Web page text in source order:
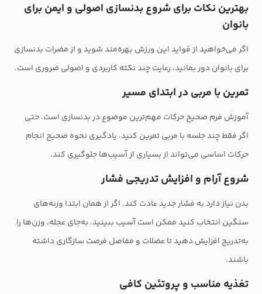
بهترین نکات برای شروع بدنسازی اصولی و ایمن برای
بانوان
اگر می‌خواهید از فواید این ورزش بهره‌مند شوید و از مضرات بدنسازی
برای بانوان دور بمانید، رعایت چند نکته کاربردی و اصولی ضروری است.
تمرین با مربی در ابتدای مسیر
آموزش فرم صحیح حرکات مهم‌ترین موضوع در بدنسازی است. حتی
اگر فقط چند جلسه با مربی تمرین کنید، یادگیری نحوه صحیح انجام
حرکات اساسی می‌تواند از بسیاری از آسیب‌ها جلوگیری کند.
شروع آرام و افزایش تدریجی فشار
بدن نیاز دارد به فشار جدید عادت کند. اگر از همان ابتدا وزنه‌های
سنگین انتخاب کنید ممکن است آسیب ببینید. به‌جای عجله، وزن‌ها را
به‌تدریج افزایش دهید تا عضلات و مفاصل فرصت سازگاری داشته
باشند.
تغذیه مناسب و پروتئین کافی